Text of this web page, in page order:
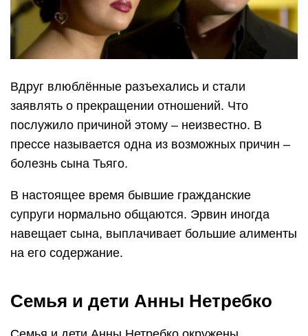
Вдруг влюблённые разъехались и стали
заявлять о прекращении отношений. Что
послужило причиной этому – неизвестно. В
прессе называется одна из возможных причин –
болезнь сына Тьяго.
В настоящее время бывшие гражданские
супруги нормально общаются. Эрвин иногда
навещает сына, выплачивает большие алименты
на его содержание.
Семья и дети Анны Нетребко